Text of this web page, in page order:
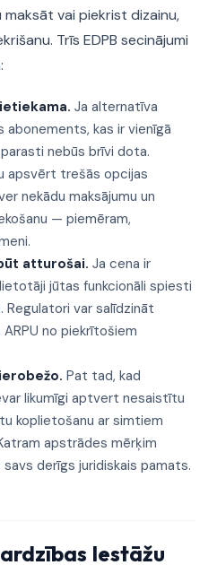
vai piekrist dizainu,
Trīs EDPB secinājumi
Ja alternatīva
abonements, kas ir vienīgā
nebūs brīvi dota.
apsvērt trešās opcijas
nekādu maksājumu un
— piemēram,
atturošai. Ja cena ir
jūtas funkcionāli spiesti
Regulatori var salīdzināt
no piekrītošiem
Pat tad, kad
likumīgi aptvert nesaistītu
koplietošanu ar simtiem
apstrādes mērķim
derīgs juridiskais pamats.
Iestāžu